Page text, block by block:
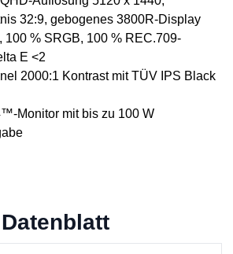
32:9, gebogenes 3800R-Display
100 % SRGB, 100 % REC.709-
E <2
2000:1 Kontrast mit TÜV IPS Black
Monitor mit bis zu 100 W
Datenblatt